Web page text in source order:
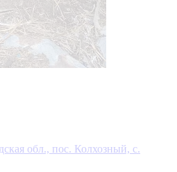
обл., пос. Колхозный, с.